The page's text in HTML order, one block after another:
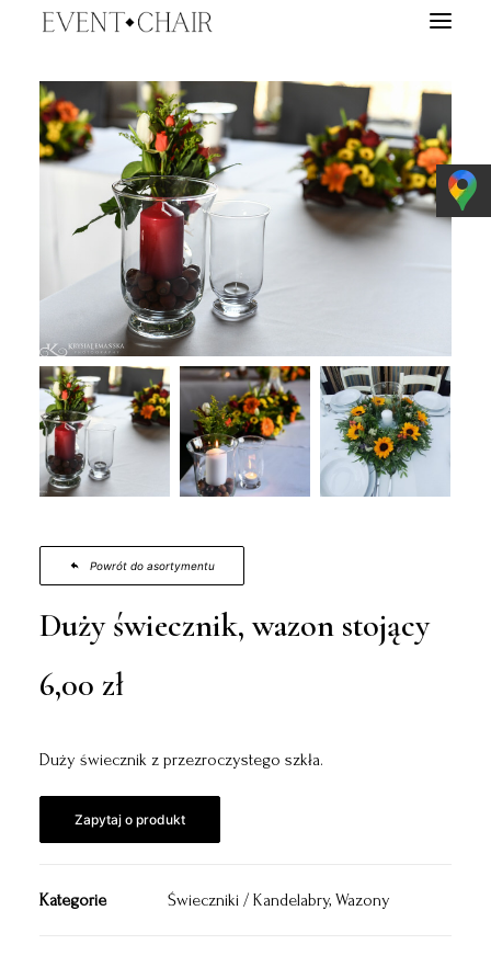
EVENTY
WYPOŻYCZALNIA
TARGI ŚLUBNE
BLOG
WYSZUKIWANIE
Powrót do asortymentu
Duży świecznik, wazon stojący
6,00 zł
Duży świecznik z przezroczystego szkła.
Zapytaj o produkt
Kategorie Świeczniki / Kandelabry, Wazony